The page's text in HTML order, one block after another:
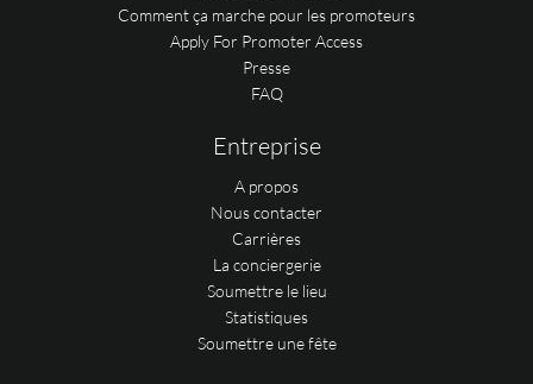
Comment ça marche pour les promoteurs
Apply For Promoter Access
Presse
FAQ
Entreprise
A propos
Nous contacter
Carrières
La conciergerie
Soumettre le lieu
Statistiques
Soumettre une fête